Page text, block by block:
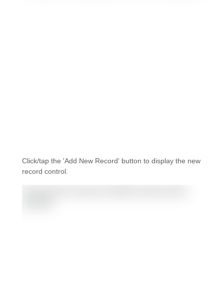
Click/tap the 'Add New Record' button to display the new
record control.